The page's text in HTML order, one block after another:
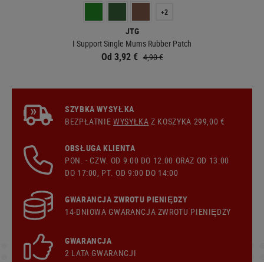
+2
JTG
I Support Single Mums Rubber Patch
Od 3,92 € 4,90 €
SZYBKA WYSYŁKA
BEZPŁATNIEWYSYŁKA Z KOSZYKA 299,00 €
OBSŁUGA KLIENTA
PON. - CZW. OD 9:00 DO 12:00 ORAZ OD 13:00
DO 17:00, PT. OD 9:00 DO 14:00
GWARANCJA ZWROTU PIENIĘDZY
14-DNIOWA GWARANCJA ZWROTU PIENIĘDZY
GWARANCJA
2 LATA GWARANCJI